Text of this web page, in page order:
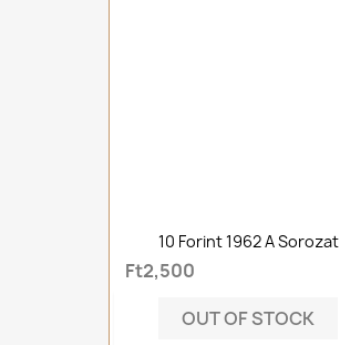
10 Forint 1962 A Sorozat
Ft2,500
OUT OF STOCK